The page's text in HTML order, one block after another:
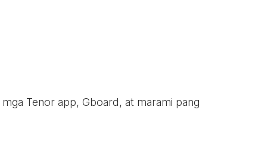
Tenor app, Gboard, at marami pang